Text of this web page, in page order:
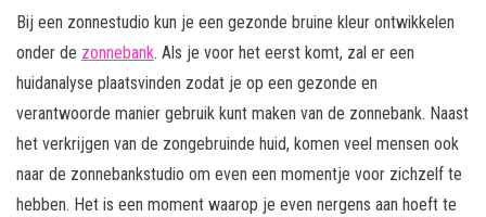
Bij een zonnestudio kun je een gezonde bruine kleur ontwikkelen
onder de zonnebank. Als je voor het eerst komt, zal er een
huidanalyse plaatsvinden zodat je op een gezonde en
verantwoorde manier gebruik kunt maken van de zonnebank. Naast
het verkrijgen van de zongebruinde huid, komen veel mensen ook
naar de zonnebankstudio om even een momentje voor zichzelf te
hebben. Het is een moment waarop je even nergens aan hoeft te